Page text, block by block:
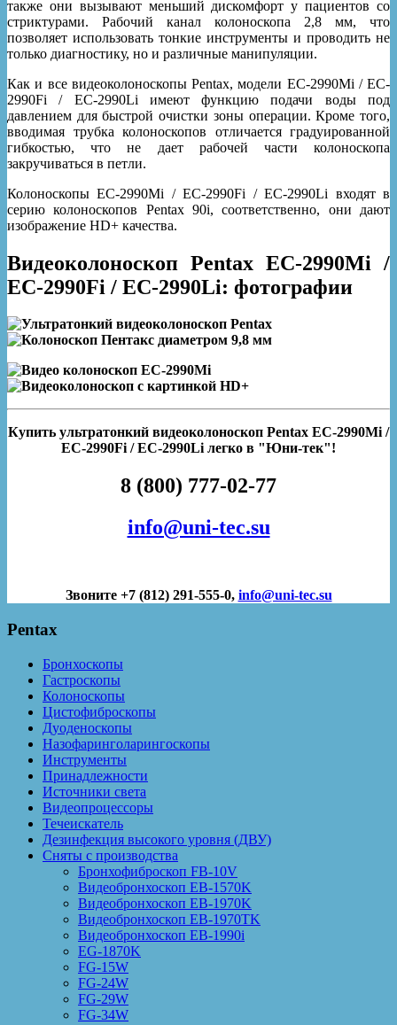
также они вызывают меньший дискомфорт у пациентов со
стриктурами. Рабочий канал колоноскопа 2,8 мм, что
позволяет использовать тонкие инструменты и проводить не
только диагностику, но и различные манипуляции.
Как и все видеоколоноскопы Pentax, модели EC-2990Mi / EC-
2990Fi / EC-2990Li имеют функцию подачи воды под
давлением для быстрой очистки зоны операции. Кроме того,
вводимая трубка колоноскопов отличается градуированной
гибкостью, что не дает рабочей части колоноскопа
закручиваться в петли.
Колоноскопы EC-2990Mi / EC-2990Fi / EC-2990Li входят в
серию колоноскопов Pentax 90i, соответственно, они дают
изображение HD+ качества.
Видеоколоноскоп Pentax EC-2990Mi /
EC-2990Fi / EC-2990Li: фотографии
Купить ультратонкий видеоколоноскоп Pentax EC-2990Mi /
EC-2990Fi / EC-2990Li легко в "Юни-тек"!
8 (800) 777-02-77
info@uni-tec.su
Звоните +7 (812) 291-555-0, info@uni-tec.su
Pentax
Бронхоскопы
Гастроскопы
Колоноскопы
Цистофиброскопы
Дуоденоскопы
Назофаринголарингоскопы
Инструменты
Принадлежности
Источники света
Видеопроцессоры
Течеискатель
Дезинфекция высокого уровня (ДВУ)
Сняты с производства
Бронхофиброскоп FB-10V
Видеобронхоскоп EB-1570K
Видеобронхоскоп EB-1970K
Видеобронхоскоп EB-1970TK
Видеобронхоскоп EB-1990i
EG-1870K
FG-15W
FG-24W
FG-29W
FG-34W